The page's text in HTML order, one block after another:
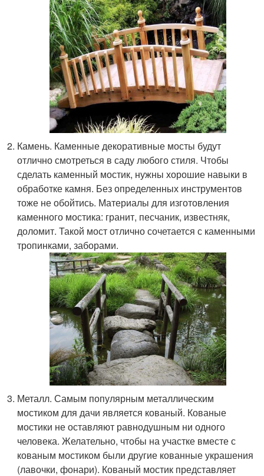
Камень. Каменные декоративные мосты будут
отлично смотреться в саду любого стиля. Чтобы
сделать каменный мостик, нужны хорошие навыки в
обработке камня. Без определенных инструментов
тоже не обойтись. Материалы для изготовления
каменного мостика: гранит, песчаник, известняк,
доломит. Такой мост отлично сочетается с каменными
тропинками, заборами.
Металл. Самым популярным металлическим
мостиком для дачи является кованый. Кованые
мостики не оставляют равнодушным ни одного
человека. Желательно, чтобы на участке вместе с
кованым мостиком были другие кованные украшения
(лавочки, фонари). Кованый мостик представляет